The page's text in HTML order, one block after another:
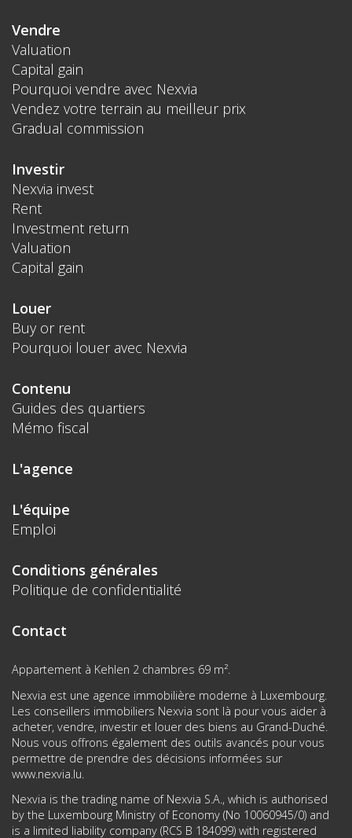
Vendre
Valuation
Capital gain
Pourquoi vendre avec Nexvia
Vendez votre terrain au meilleur prix
Gradual commission
Investir
Nexvia invest
Rent
Investment return
Valuation
Capital gain
Louer
Buy or rent
Pourquoi louer avec Nexvia
Contenu
Guides des quartiers
Mémo fiscal
L'agence
L'équipe
Emploi
Conditions générales
Politique de confidentialité
Contact
Appartement à Kehlen 2 chambres 69 m².
Nexvia est une agence immobilière moderne à Luxembourg.
Les conseillers immobiliers Nexvia sont là pour vous aider à
acheter, vendre, investir et louer des biens au Grand-Duché.
Nous vous offrons également des outils avancés pour vous
permettre de prendre des décisions informées sur
www.nexvia.lu
Nexvia is the trading name of Nexvia S.A., which is authorised
by the Luxembourg Ministry of Economy (No 10060945/0) and
is a limited liability company (RCS B 184099) with registered